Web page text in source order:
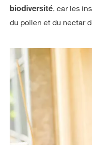
biodiversité, car les
du pollen et du nectar